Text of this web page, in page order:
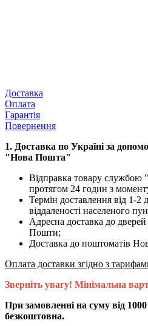
Доставка
Оплата
Гарантія
Повернення
1. Доставка по Україні за
"Нова Пошта"
Відправка товару службою
протягом 24 годин з
Термін доставлення від 1-2
віддаленості населеного
Адресна доставка до
Пошти;
Доставка до поштоматів
Оплата доставки згідно з
Зверніть увагу! Мінімальна
При замовленні на суму від
безкоштовна.